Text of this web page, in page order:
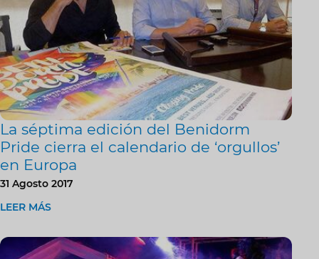
La séptima edición del Benidorm
Pride cierra el calendario de ‘orgullos’
en Europa
31 Agosto 2017
LEER MÁS